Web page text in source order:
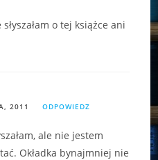
o tej książce ani
2011 ODPOWIEDZ
ale nie jestem
Okładka bynajmniej nie